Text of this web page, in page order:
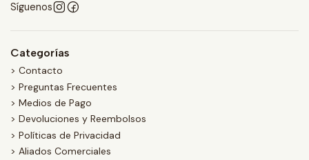
Síguenos
Categorías
> Contacto
> Preguntas Frecuentes
> Medios de Pago
> Devoluciones y Reembolsos
> Políticas de Privacidad
> Aliados Comerciales